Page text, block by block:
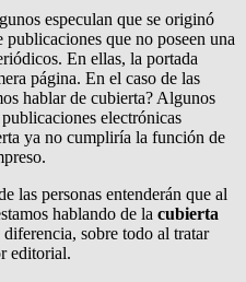
especulan que se originó
que no poseen una
En ellas, la portada
página. En el caso de las
hablar de cubierta? Algunos
electrónicas
ya no cumpliría la función de
las personas entenderán que al
hablando de la cubierta
sobre todo al tratar
editorial.